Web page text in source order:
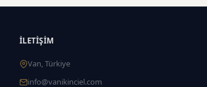
İLETIŞIM
Van, Türkiye
info@vanikinciel.com